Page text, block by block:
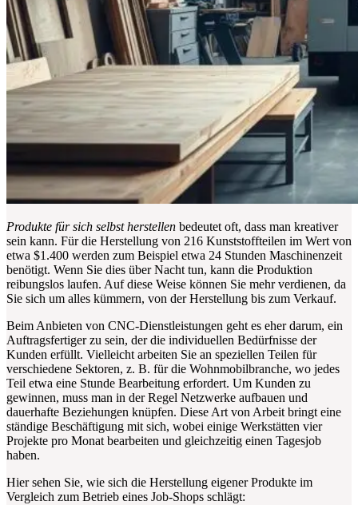
Produkte für sich selbst herstellen bedeutet oft, dass man kreativer
sein kann. Für die Herstellung von 216 Kunststoffteilen im Wert von
etwa $1.400 werden zum Beispiel etwa 24 Stunden Maschinenzeit
benötigt. Wenn Sie dies über Nacht tun, kann die Produktion
reibungslos laufen. Auf diese Weise können Sie mehr verdienen, da
Sie sich um alles kümmern, von der Herstellung bis zum Verkauf.
Beim Anbieten von CNC-Dienstleistungen geht es eher darum, ein
Auftragsfertiger zu sein, der die individuellen Bedürfnisse der
Kunden erfüllt. Vielleicht arbeiten Sie an speziellen Teilen für
verschiedene Sektoren, z. B. für die Wohnmobilbranche, wo jedes
Teil etwa eine Stunde Bearbeitung erfordert. Um Kunden zu
gewinnen, muss man in der Regel Netzwerke aufbauen und
dauerhafte Beziehungen knüpfen. Diese Art von Arbeit bringt eine
ständige Beschäftigung mit sich, wobei einige Werkstätten vier
Projekte pro Monat bearbeiten und gleichzeitig einen Tagesjob
haben.
Hier sehen Sie, wie sich die Herstellung eigener Produkte im
Vergleich zum Betrieb eines Job-Shops schlägt: